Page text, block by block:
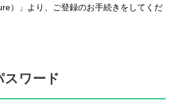
）」より、ご登録のお手続きをしてくだ
スワード